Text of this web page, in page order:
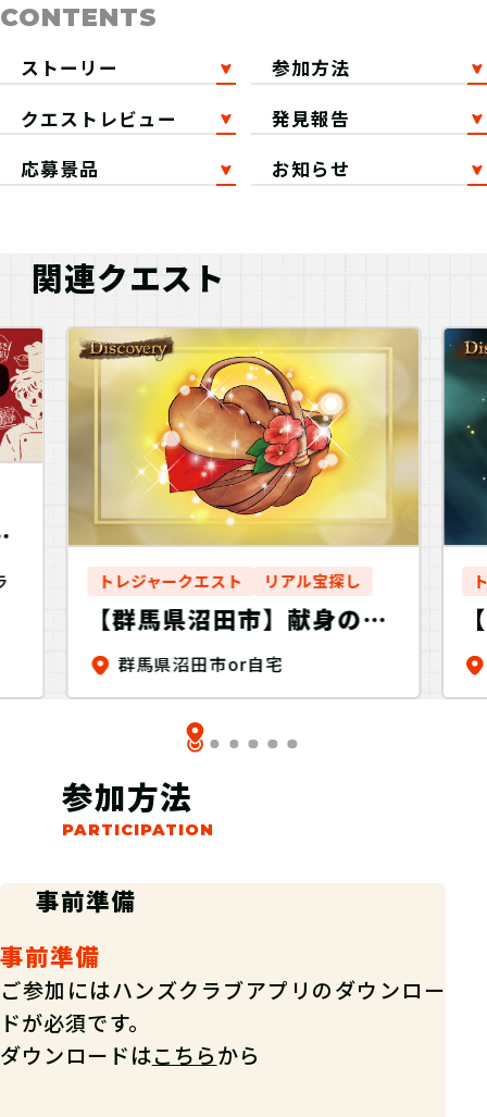
CONTENTS
ストーリー
参加方法
クエストレビュー
発見報告
応募景品
お知らせ
関連クエスト
トレジャークエスト リアル宝探し
【群馬県沼田市】献身のパ
ンを探せ！Discovery
群馬県沼田市or自宅
参加方法
事前準備
事前準備
ご参加にはハンズクラブアプリのダウンロー
ドが必須です。
ダウンロードはこちらから